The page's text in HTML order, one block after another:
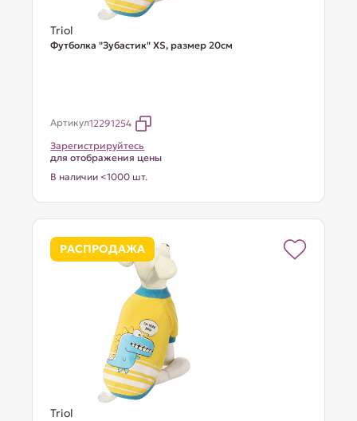
Triol
Футболка "Зубастик" XS, размер 20см
Артикул12291254
Зарегистрируйтесь
для отображения цены
В наличии <1000 шт.
РАСПРОДАЖА
Triol